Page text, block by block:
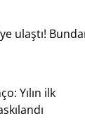
ulaştı!
Yılın ilk